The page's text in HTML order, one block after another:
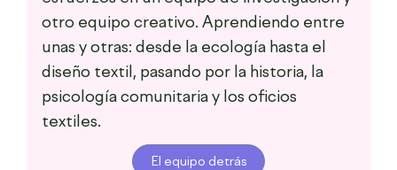
otro equipo creativo. Aprendiendo entre
unas y otras: desde la ecología hasta el
diseño textil, pasando por la historia, la
psicología comunitaria y los oficios
textiles.
El equipo detrás